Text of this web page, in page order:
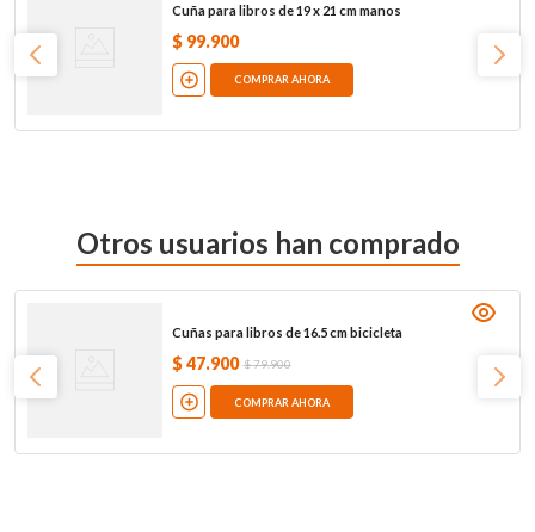
Cuña para libros de 19 x 21 cm manos
$ 99.900
COMPRAR AHORA
Otros usuarios han comprado
Cuñas para libros de 16.5 cm bicicleta
$ 47.900 $79.900
COMPRAR AHORA